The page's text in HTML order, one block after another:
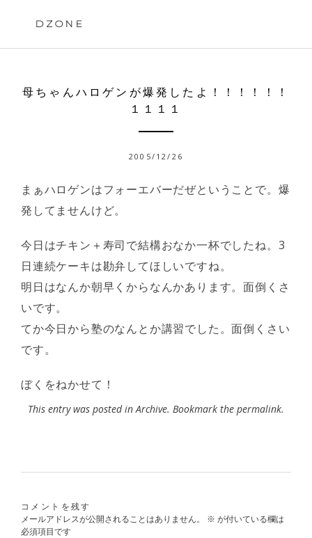
DZONE
母ちゃんハロゲンが爆発したよ！！！！！！
１１１１
2005/12/26
まぁハロゲンはフォーエバーだぜということで。爆
発してませんけど。
今日はチキン＋寿司で結構おなか一杯でしたね。3
日連続ケーキは勘弁してほしいですね。
明日はなんか朝早くからなんかあります。面倒くさ
いです。
てか今日から塾のなんとか講習でした。面倒くさい
です。
ぼくをねかせて！
This entry was posted inArchive. Bookmark the permalink.
コメントを残す
メールアドレスが公開されることはありません。
※ が付いている欄は
必須項目です